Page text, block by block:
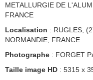
METALLURGIE DE
FRANCE
Localisation : RUGLES,
NORMANDIE, FRANCE
Photographe : FORGET
Taille image HD : 5315 x